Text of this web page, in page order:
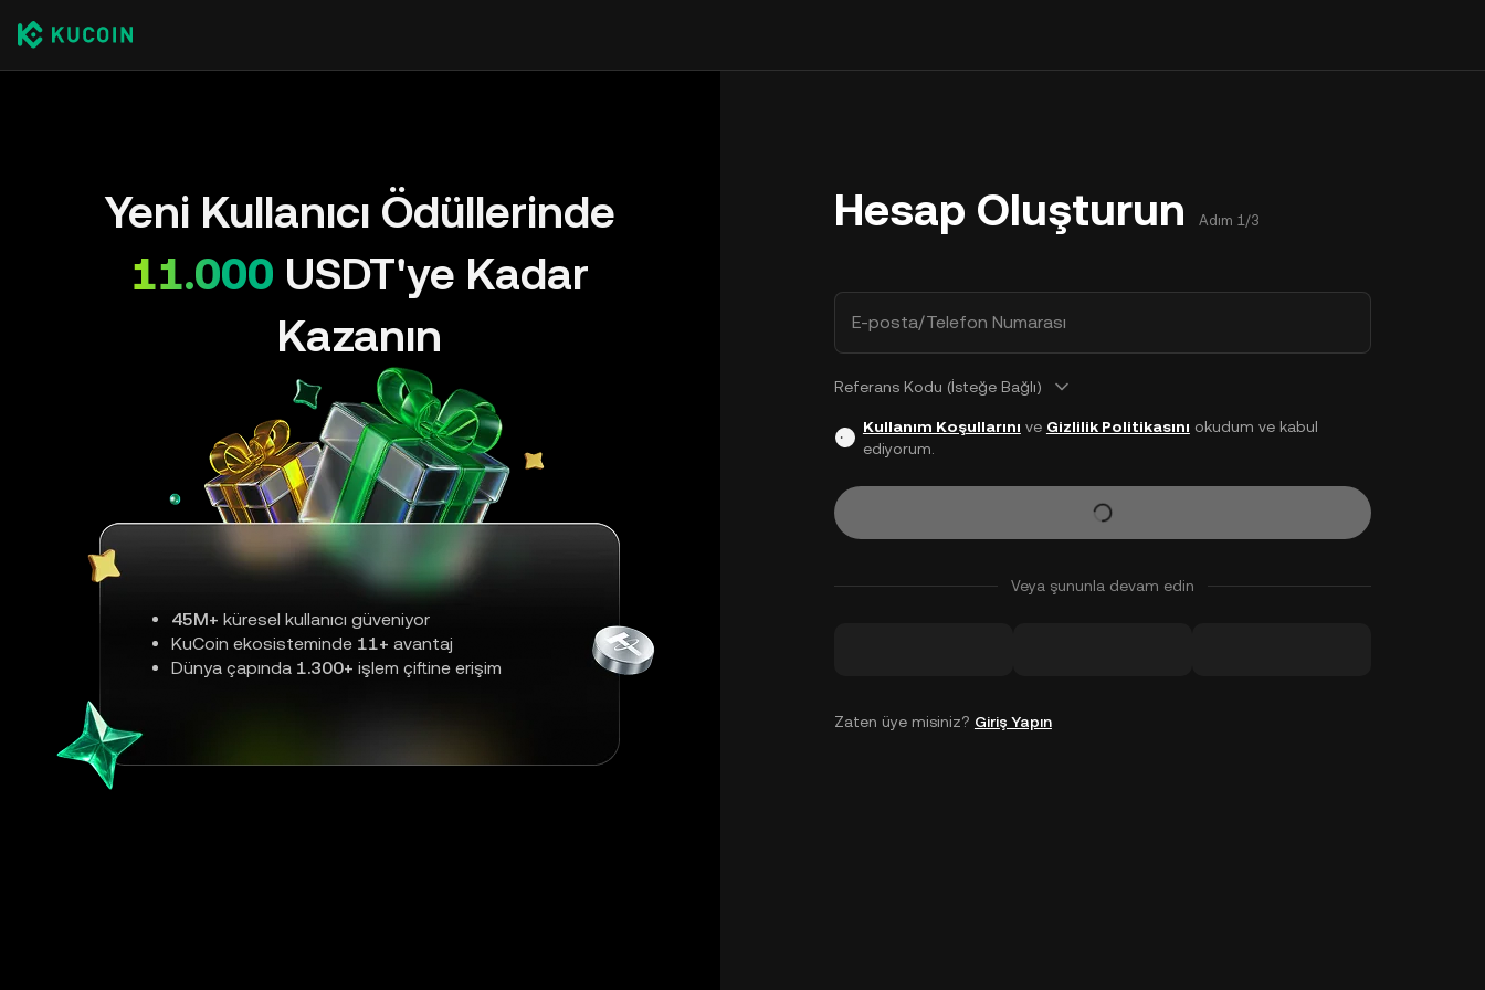
Yeni Kullanıcı Ödüllerinde
11.000 USDT'ye Kadar
Kazanın
45M+ küresel kullanıcı güveniyor
KuCoin ekosisteminde 11+ avantaj
Dünya çapında 1.300+ işlem çiftine erişim
Hesap Oluşturun Adım 1/3
E-posta/Telefon Numarası
Referans Kodu (İsteğe Bağlı)
Kullanım Koşullarını ve Gizlilik Politikasını okudum ve kabul
ediyorum.
Veya şununla devam edin
Zaten üye misiniz? Giriş Yapın